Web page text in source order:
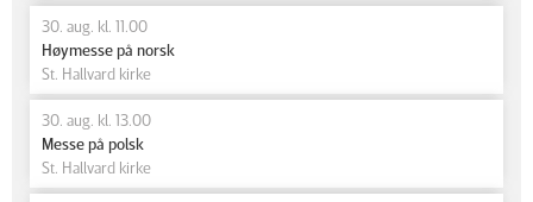
30. aug. kl. 11.00
Høymesse på norsk
St. Hallvard kirke
30. aug. kl. 13.00
Messe på polsk
St. Hallvard kirke